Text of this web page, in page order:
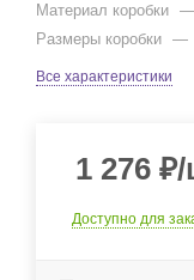
Материал коробки —
Размеры коробки —
Все характеристики
1 276 ₽/
Доступно для